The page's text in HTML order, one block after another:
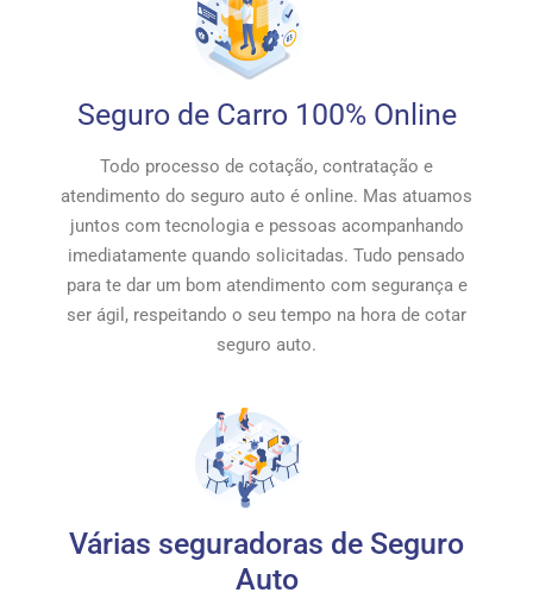
Seguro de Carro 100% Online
Todo processo de cotação, contratação e
atendimento do seguro auto é online. Mas atuamos
juntos com tecnologia e pessoas acompanhando
imediatamente quando solicitadas. Tudo pensado
para te dar um bom atendimento com segurança e
ser ágil, respeitando o seu tempo na hora de cotar
seguro auto.
Várias seguradoras de Seguro
Auto